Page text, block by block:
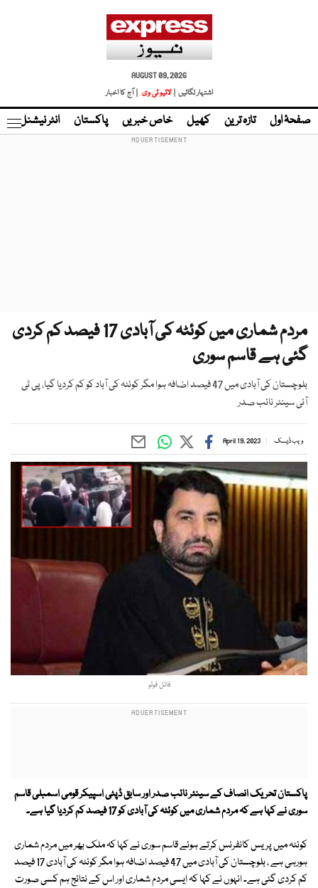
AUGUST 09, 2026
اشتہار لگائیں |
لائیو ٹی وی | آج کا اخبار
صفحۂ اول تازہ ترین کھیل خاص خبریں پاکستان انٹر نیشنل
مردم شماری میں کوئٹہ کی آبادی 17 فیصد کم کردی
گئی ہے قاسم سوری
بلوچستان کی آبادی میں 47 فیصد اضافہ ہوا مگر کوئٹہ کی آباد کو کم کردیا گیا، پی ٹی
آئی سینئر نائب صدر
ویب ڈیسک April 19, 2023
فائل فوٹو
پاکستان تحریک انصاف کے سینئر نائب صدر اور سابق ڈپٹی اسپیکر قومی اسمبلی قاسم
سوری نے کہا ہے کہ مردم شماری میں کوئٹہ کی آبادی کو 17 فیصد کم کردیا گیا ہے۔
کوئٹہ میں پریس کانفرنس کرتے ہوئے قاسم سوری نے کہا کہ ملک بھر میں مردم شماری
ہورہی ہے ، بلوچستان کی آبادی میں 47 فیصد اضافہ ہوا مگر کوئٹہ کی آبادی 17 فیصد
کم کردی گئی ہے۔ انہوں نے کہا کہ ایسی مردم شماری اور اس کے نتائج ہم کسی صورت